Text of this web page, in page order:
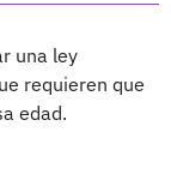
una ley
requieren que
edad.